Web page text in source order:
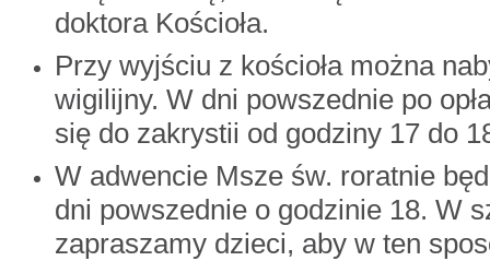
doktora Kościoła.
Przy wyjściu z kościoła można
wigilijny. W dni powszednie po
się do zakrystii od godziny 17 do
W adwencie Msze św. roratnie
dni powszednie o godzinie 18. W
zapraszamy dzieci, aby w ten